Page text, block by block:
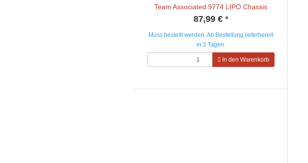
Team Associated 9774 LIPO Chassis
87,99 € *
Muss bestellt werden. Ab Bestellung lieferbereit
in 3 Tagen.
In den Warenkorb